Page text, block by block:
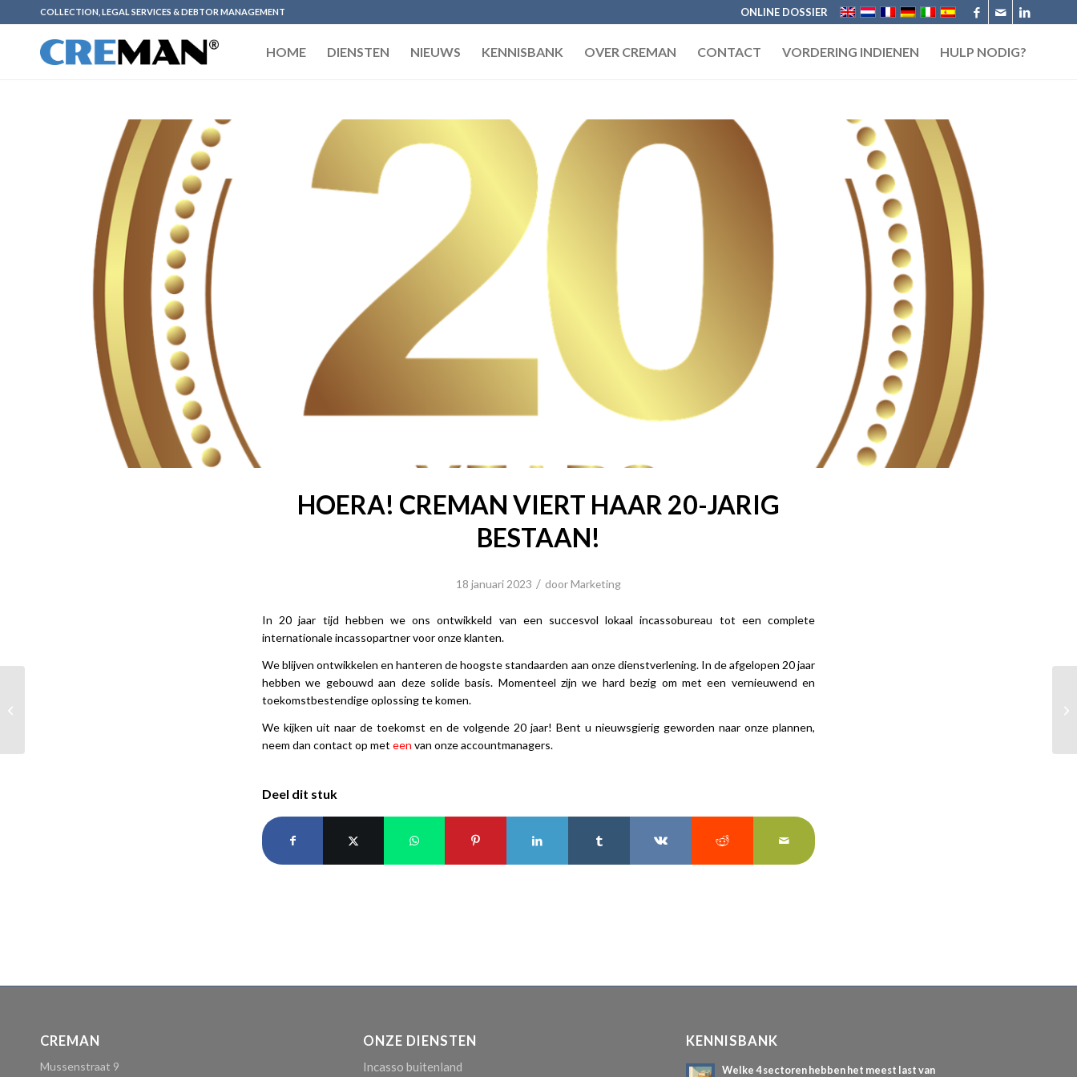
ONLINE DOSSIER
COLLECTION, LEGAL SERVICES & DEBTOR MANAGEMENT
HOME DIENSTEN NIEUWS KENNISBANK OVER CREMAN CONTACT VORDERING INDIENEN HULP NODIG?
HOERA! CREMAN VIERT HAAR 20-JARIG
BESTAAN!
18 januari 2023 / doorMarketing
In 20 jaar tijd hebben we ons ontwikkeld van een succesvol lokaal incassobureau tot een complete
internationale incassopartner voor onze klanten.
We blijven ontwikkelen en hanteren de hoogste standaarden aan onze dienstverlening. In de afgelopen 20 jaar
hebben we gebouwd aan deze solide basis. Momenteel zijn we hard bezig om met een vernieuwend en
toekomstbestendige oplossing te komen.
We kijken uit naar de toekomst en de volgende 20 jaar! Bent u nieuwsgierig geworden naar onze plannen,
neem dan contact op met een van onze accountmanagers.
Deel dit stuk
CREMAN
Mussenstraat 9
ONZE DIENSTEN
Incasso buitenland
KENNISBANK
Welke 4 sectoren hebben het meest last van